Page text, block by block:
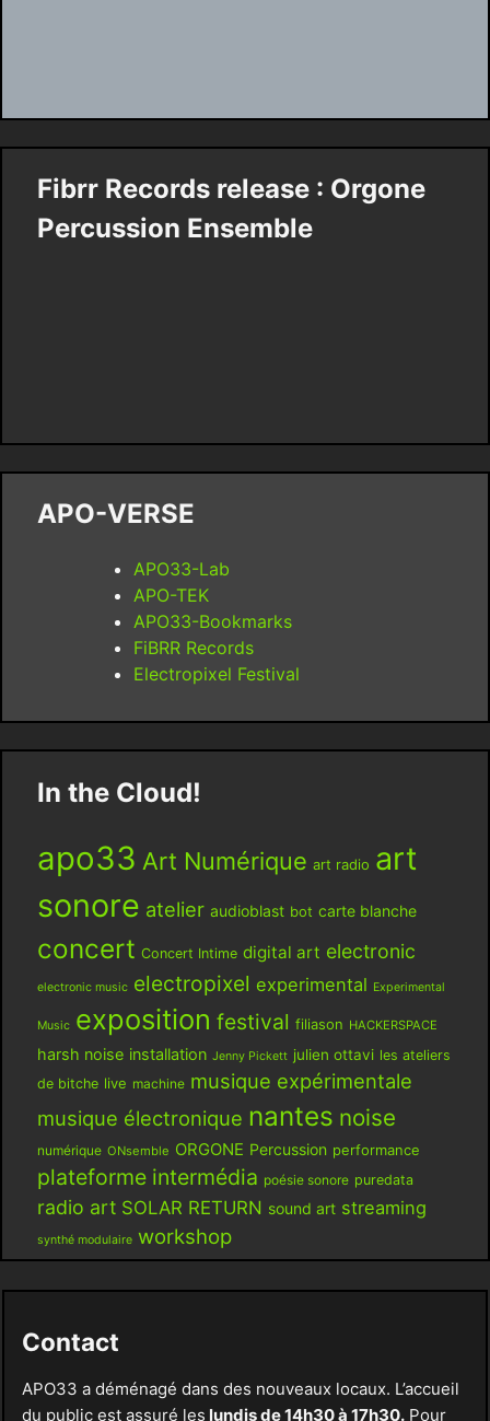
Fibrr Records release : Orgone
Percussion Ensemble
APO-VERSE
APO33-Lab
APO-TEK
APO33-Bookmarks
FiBRR Records
Electropixel Festival
In the Cloud!
apo33 Art Numérique art radio art
sonore atelier audioblast bot carte blanche
concert Concert Intime digital art electronic
electronic music electropixel experimental Experimental
Music exposition festival filiason HACKERSPACE
harsh noise installation Jenny Pickett julien ottavi les ateliers
de bitche live machine musique expérimentale
musique électronique nantes noise
numérique ONsemble ORGONE Percussion performance
plateforme intermédia poésie sonore puredata
radio art SOLAR RETURN sound art streaming
synthé modulaire workshop
Contact
APO33 a déménagé dans des nouveaux locaux. L’accueil
du public est assuré les lundis de 14h30 à 17h30.Pour